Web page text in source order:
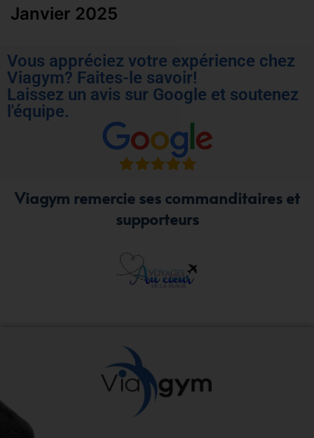
Janvier 2025
Vous appréciez votre expérience chez
Viagym? Faites-le savoir!
Laissez un avis sur Google et soutenez
l'équipe.
Viagym remercie ses commanditaires et
supporteurs